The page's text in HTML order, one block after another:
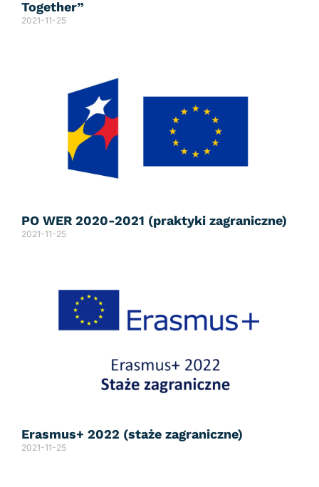
Together”
2021-11-25
PO WER 2020-2021 (praktyki zagraniczne)
2021-11-25
Erasmus+ 2022 (staże zagraniczne)
2021-11-25